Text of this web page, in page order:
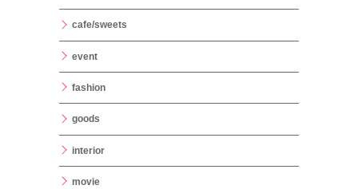
cafe/sweets
event
fashion
goods
interior
movie